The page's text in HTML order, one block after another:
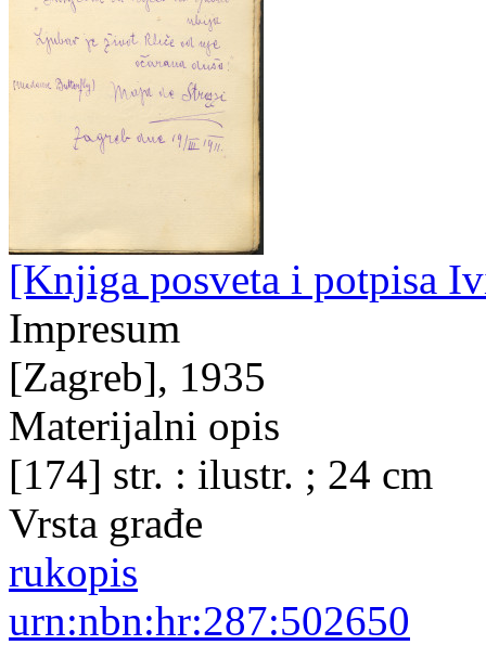
[Knjiga posveta i potpisa
Impresum
[Zagreb], 1935
Materijalni opis
[174] str. : ilustr. ; 24 cm
Vrsta građe
rukopis
urn:nbn:hr:287:502650